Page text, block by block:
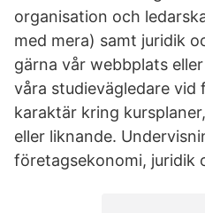
organisation och
med mera) samt juridik
gärna vår webbplats
våra studievägledare vid
karaktär kring
eller liknande.
företagsekonomi, juridik